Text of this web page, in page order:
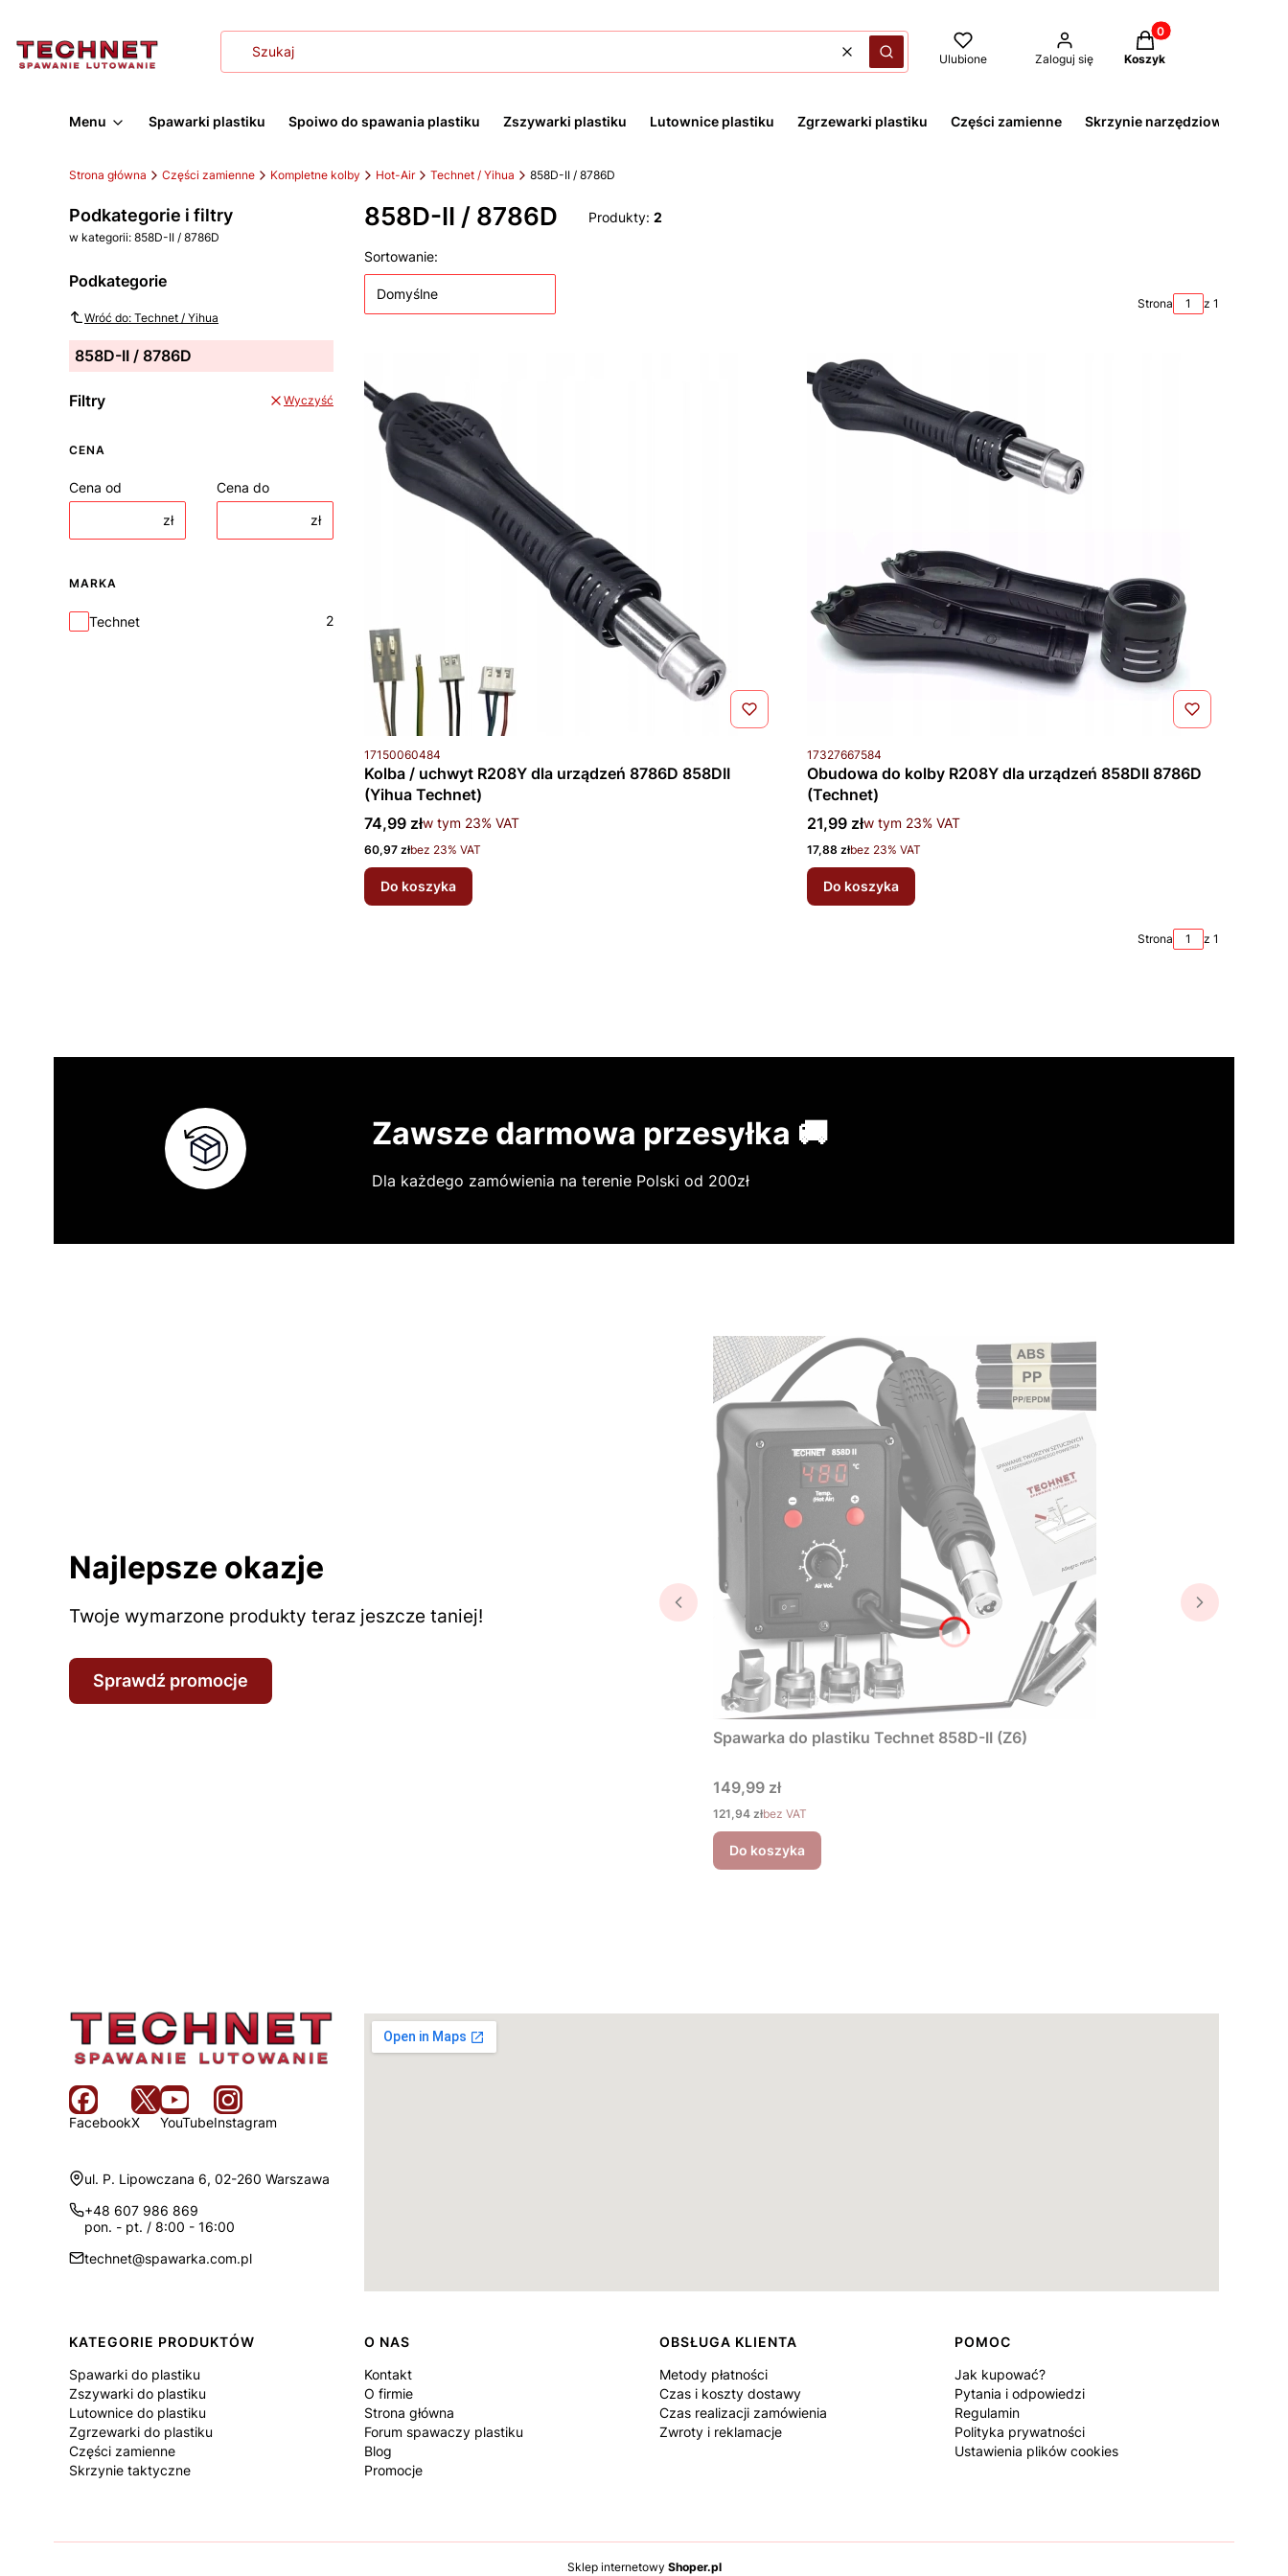
WyczyśćSzukaj Ulubione Zaloguj się
Produkty w koszyku:
Koszyk
Menu Spawarki plastiku Spoiwo do spawania plastiku Zszywarki plastiku Lutownice plastiku Zgrzewarki plastiku Części zamienne Skrzynie narzędziowe
Strona główna Części zamienne Kompletne kolby Hot-Air Technet / Yihua 858D-II / 8786D
Podkategorie i filtry
w kategorii: 858D-II / 8786D
Podkategorie
Wróć do: Technet / Yihua
858D-II / 8786D
Filtry Wyczyść
CENA
Cena od
zł
Cena do
zł
MARKA
MarkaTechnet 2
858D-II / 8786D Produkty: 2
Lista produktów
Sortowanie:
Domyślne
Strona z 1
Kod produktu
17150060484
Kolba / uchwyt R208Y dla urządzeń 8786D 858DII
(Yihua Technet)
Cena brutto
74,99 złw tym %s VAT
w tym 23% VAT
Cena netto
60,97 złbez 23% VAT
Do koszyka
Kod produktu
17327667584
Obudowa do kolby R208Y dla urządzeń 858DII 8786D
(Technet)
Cena brutto
21,99 złw tym %s VAT
w tym 23% VAT
Cena netto
17,88 złbez 23% VAT
Do koszyka
Strona z 1
Zawsze darmowa przesyłka 🚚
Dla każdego zamówienia na terenie Polski od 200zł
Najlepsze okazje
Twoje wymarzone produkty teraz jeszcze taniej!
Sprawdź promocje
Spawarka do plastiku Technet 858D-II (Z6)
Cena
149,99 zł
Cena
121,94 złbez VAT
Do koszyka
FacebookX YouTubeInstagram
Adres:
ul. P. Lipowczana 6, 02-260 Warszawa
+48 607 986 869
pon. - pt. / 8:00 - 16:00
technet@spawarka.com.pl
Linki w stopce
KATEGORIE PRODUKTÓW
Spawarki do plastiku
Zszywarki do plastiku
Lutownice do plastiku
Zgrzewarki do plastiku
Części zamienne
Skrzynie taktyczne
O NAS
Kontakt
O firmie
Strona główna
Forum spawaczy plastiku
Blog
Promocje
OBSŁUGA KLIENTA
Metody płatności
Czas i koszty dostawy
Czas realizacji zamówienia
Zwroty i reklamacje
POMOC
Jak kupować?
Pytania i odpowiedzi
Regulamin
Polityka prywatności
Ustawienia plików cookies
Sklep internetowy Shoper.pl